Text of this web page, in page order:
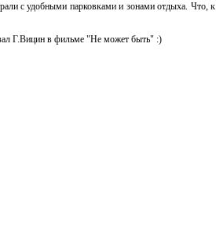
с удобными парковками и зонами отдыха. Что, к
Г.Вицин в фильме "Не может быть" :)